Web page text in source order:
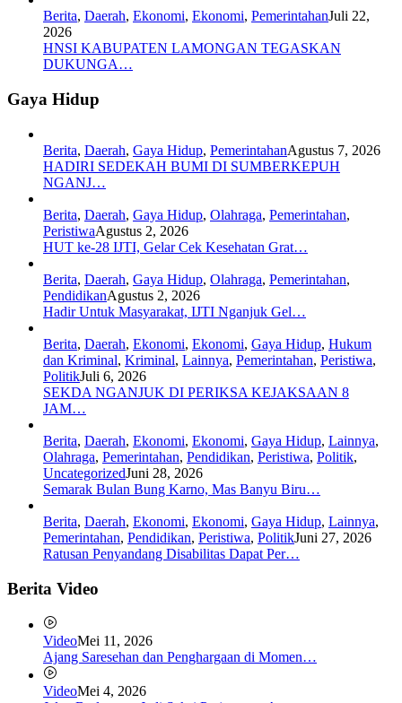
Berita, Daerah, Ekonomi, Ekonomi, PemerintahanJuli 22,
2026
HNSI KABUPATEN LAMONGAN TEGASKAN
DUKUNGA…
Gaya Hidup
Berita, Daerah, Gaya Hidup, PemerintahanAgustus 7, 2026
HADIRI SEDEKAH BUMI DI SUMBERKEPUH
NGANJ…
Berita, Daerah, Gaya Hidup, Olahraga, Pemerintahan,
PeristiwaAgustus 2, 2026
HUT ke-28 IJTI, Gelar Cek Kesehatan Grat…
Berita, Daerah, Gaya Hidup, Olahraga, Pemerintahan,
PendidikanAgustus 2, 2026
Hadir Untuk Masyarakat, IJTI Nganjuk Gel…
Berita, Daerah, Ekonomi, Ekonomi, Gaya Hidup, Hukum
dan Kriminal, Kriminal, Lainnya, Pemerintahan, Peristiwa,
PolitikJuli 6, 2026
SEKDA NGANJUK DI PERIKSA KEJAKSAAN 8
JAM…
Berita, Daerah, Ekonomi, Ekonomi, Gaya Hidup, Lainnya,
Olahraga, Pemerintahan, Pendidikan, Peristiwa, Politik,
UncategorizedJuni 28, 2026
Semarak Bulan Bung Karno, Mas Banyu Biru…
Berita, Daerah, Ekonomi, Ekonomi, Gaya Hidup, Lainnya,
Pemerintahan, Pendidikan, Peristiwa, PolitikJuni 27, 2026
Ratusan Penyandang Disabilitas Dapat Per…
Berita Video
VideoMei 11, 2026
Ajang Saresehan dan Penghargaan di Momen…
VideoMei 4, 2026